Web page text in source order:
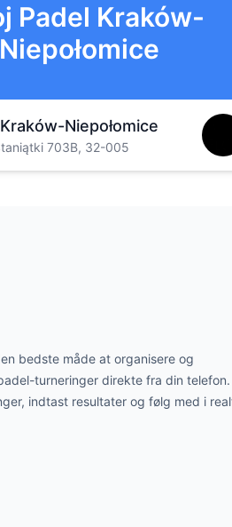
Padel Kraków-
Niepołomice
Niepołomice
703B, 32-005
bedste måde at organisere og
turneringer direkte fra din telefon.
indtast resultater og følg med i